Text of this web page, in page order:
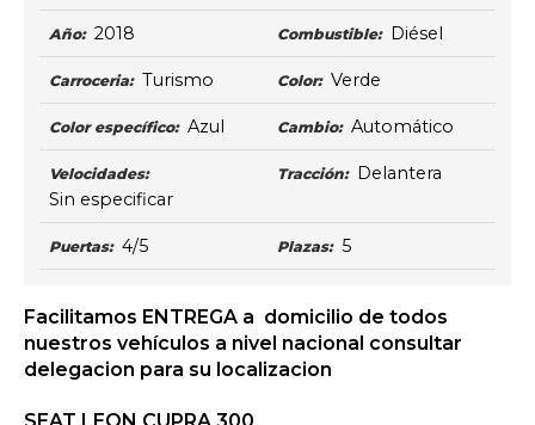
Año: 2018 Combustible: Diésel
Carroceria: Turismo Color: Verde
Color específico: Azul Cambio: Automático
Velocidades:
Sin especificar
Tracción: Delantera
Puertas: 4/5 Plazas: 5
Facilitamos ENTREGA a domicilio de todos
nuestros vehículos a nivel nacional consultar
delegacion para su localizacion